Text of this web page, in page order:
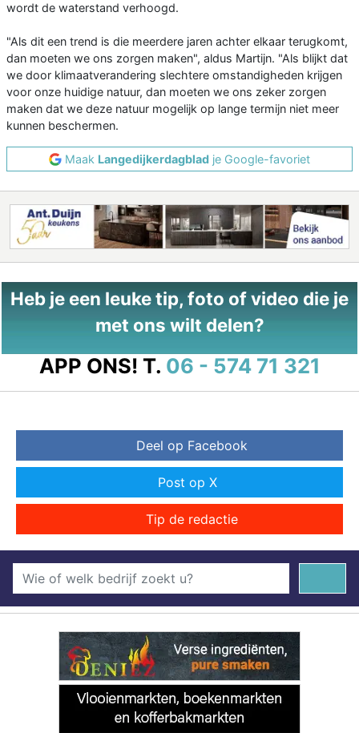
wordt de waterstand verhoogd.
"Als dit een trend is die meerdere jaren achter elkaar terugkomt,
dan moeten we ons zorgen maken", aldus Martijn. "Als blijkt dat
we door klimaatverandering slechtere omstandigheden krijgen
voor onze huidige natuur, dan moeten we ons zeker zorgen
maken dat we deze natuur mogelijk op lange termijn niet meer
kunnen beschermen.
Maak Langedijkerdagblad je Google-favoriet
Heb je een leuke tip, foto of video die je
met ons wilt delen?
APP ONS! T. 06 - 574 71 321
Deel op Facebook
Post op X
Tip de redactie